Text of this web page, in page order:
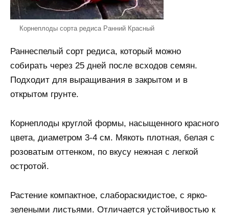
Корнеплоды сорта редиса Ранний Красный
Раннеспелый сорт редиса, который можно
собирать через 25 дней после всходов семян.
Подходит для выращивания в закрытом и в
открытом грунте.
Корнеплоды круглой формы, насыщенного красного
цвета, диаметром 3-4 см. Мякоть плотная, белая с
розоватым оттенком, по вкусу нежная с легкой
остротой.
Растение компактное, слабораскидистое, с ярко-
зелеными листьями. Отличается устойчивостью к